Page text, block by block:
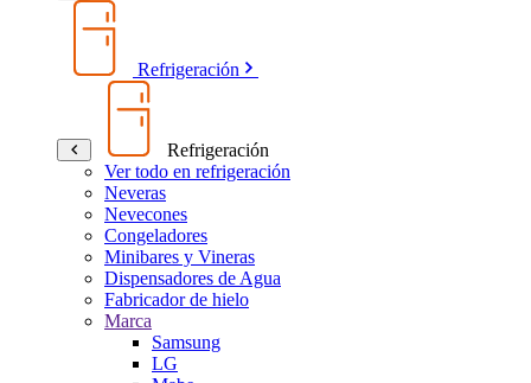
Refrigeración
Refrigeración
Ver todo en refrigeración
Neveras
Nevecones
Congeladores
Minibares y Vineras
Dispensadores de Agua
Fabricador de hielo
Marca
Samsung
LG